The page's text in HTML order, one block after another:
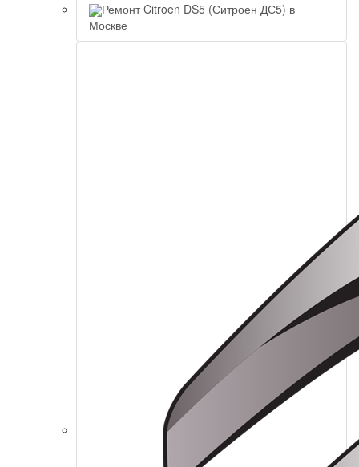
Ремонт Citroen DS5 (Ситроен ДС5) в
Москве